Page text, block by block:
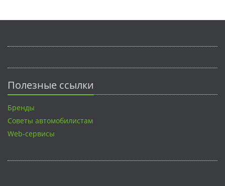
Полезные ссылки
Бренды
Советы автомобилистам
Web-сервисы